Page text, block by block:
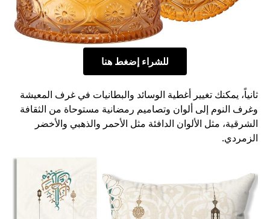
للشراء إضغط هنا
ثانياً، يمكنك تغيير أغطية الوسائد والبطانيات في غرف المعيشة
وغرف النوم إلى ألوان وتصاميم رمضانية مستوحاة من الثقافة
الشرقية، مثل الألوان الدافئة مثل الأحمر والذهبي والأخضر
الزمردي.